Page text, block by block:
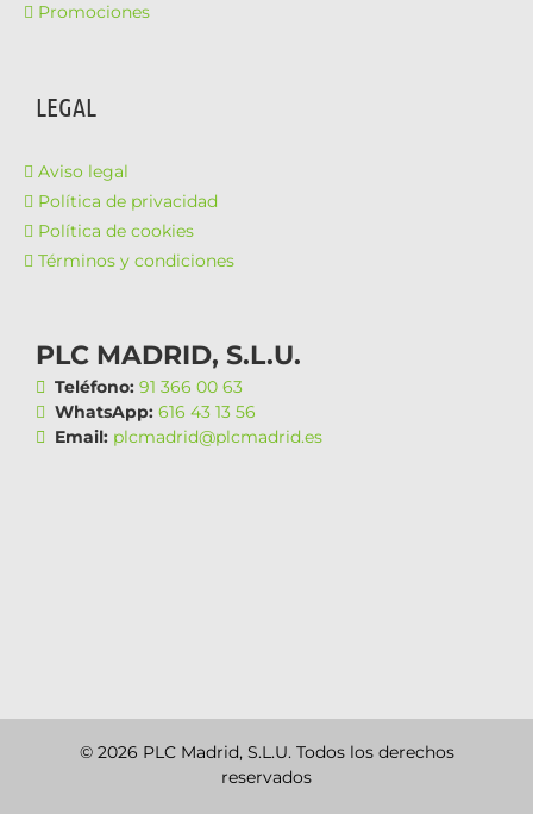
Promociones
LEGAL
Aviso legal
Política de privacidad
Política de cookies
Términos y condiciones
PLC MADRID, S.L.U.
Teléfono: 91 366 00 63
WhatsApp: 616 43 13 56
Email: plcmadrid@plcmadrid.es
© 2026 PLC Madrid, S.L.U. Todos los derechos
reservados